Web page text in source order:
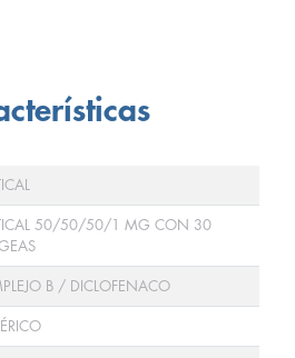
50/50/50/1 MG CON 30
B / DICLOFENACO